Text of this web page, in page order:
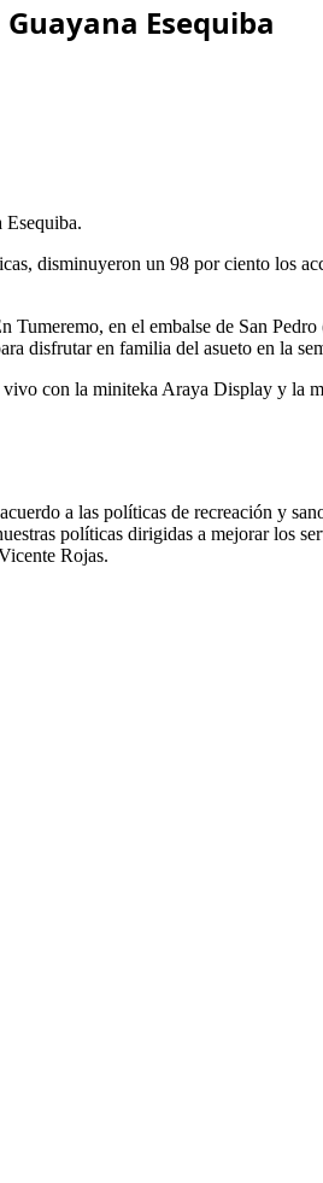
Esequiba
disminuyeron un 98 por ciento los
en el embalse de San
disfrutar en familia del asueto en la
con la miniteka Araya Display y la
a las políticas de recreación y
políticas dirigidas a mejorar los
Rojas.